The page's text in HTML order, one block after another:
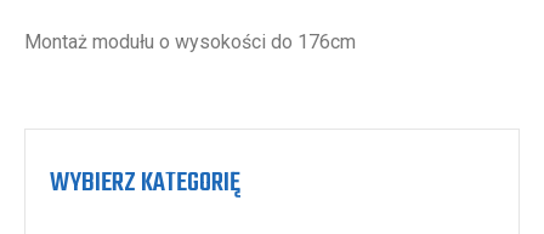
Montaż modułu o wysokości do 176cm
WYBIERZ KATEGORIĘ